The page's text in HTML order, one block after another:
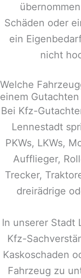
Schäden oder
ein
nicht
Welche
einem
Bei Kfz-
Lennestadt
PKWs, LKWs,
Aufflieger,
Trecker,
dreirädrige
In unserer Stadt
Kfz-
Kaskoschaden
Fahrzeug zu